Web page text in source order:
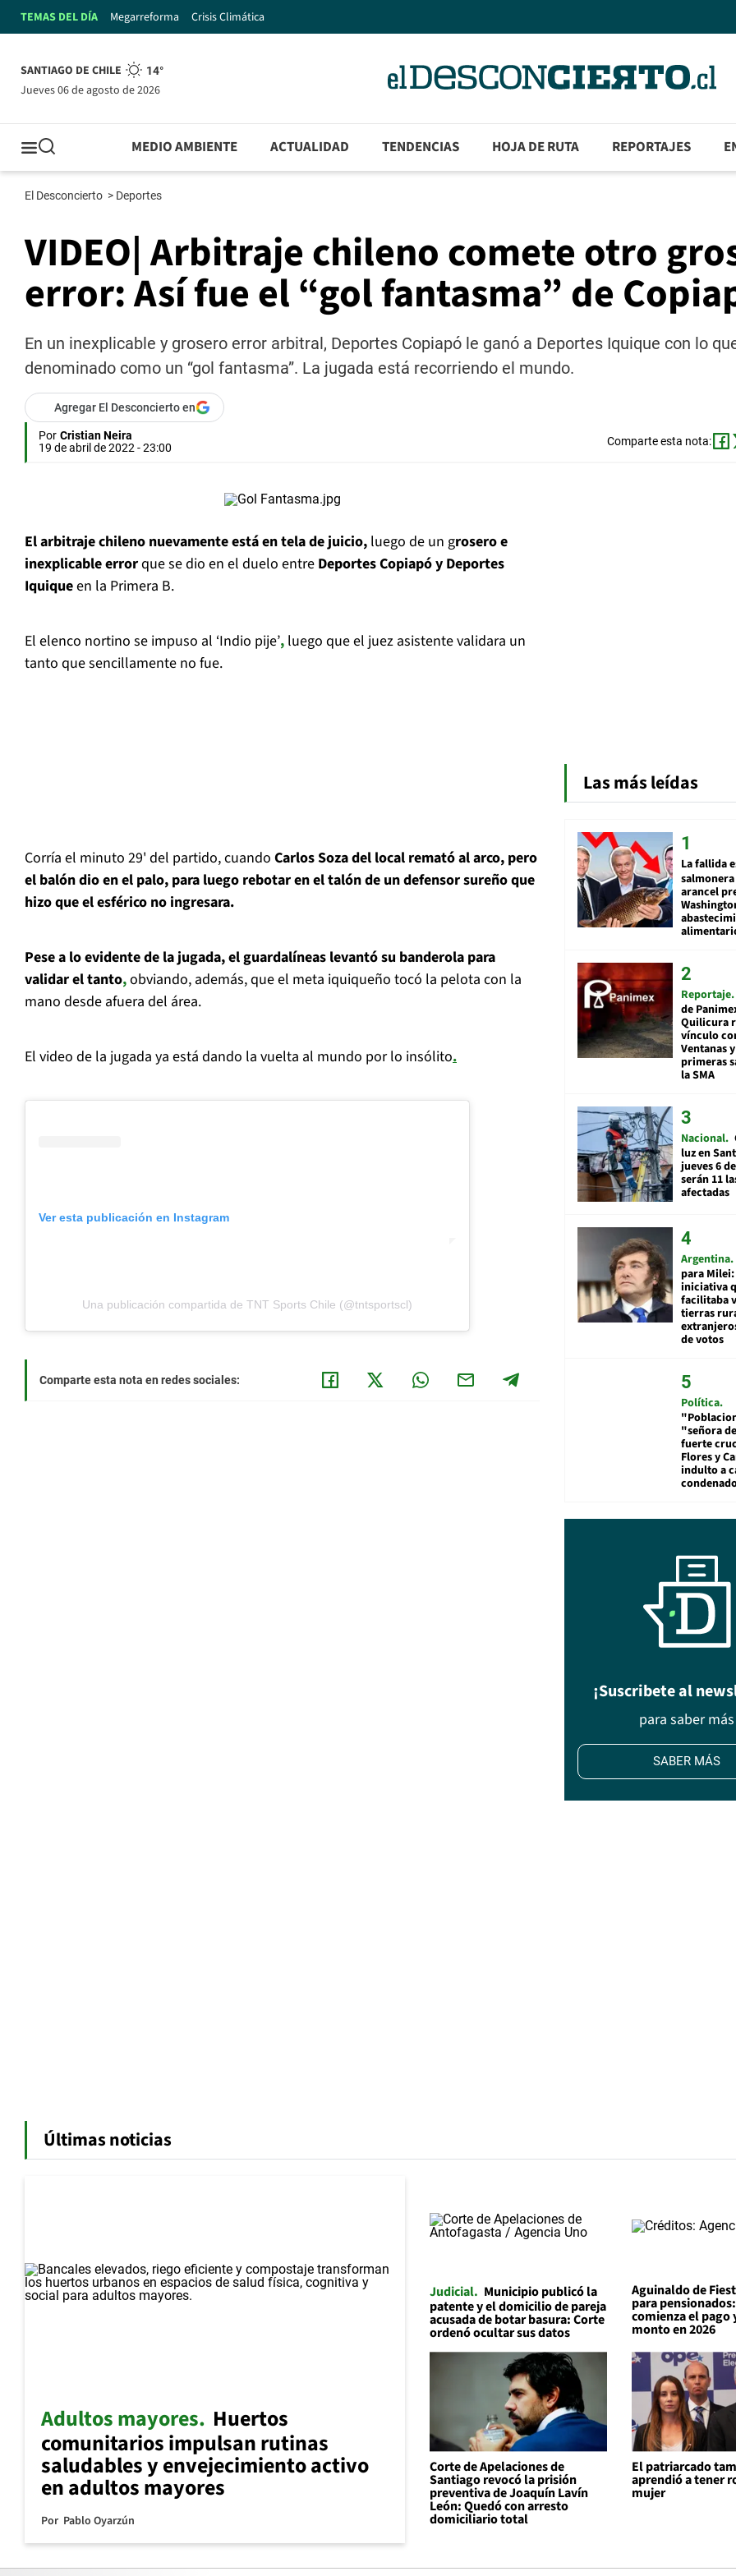
TEMAS DEL DÍA Megarreforma Crisis Climática
SANTIAGO DE CHILE 14°
jueves 06 de agosto de 2026
MEDIO AMBIENTE ACTUALIDAD TENDENCIAS HOJA DE RUTA REPORTAJES
El Desconcierto > Deportes
VIDEO| Arbitraje chileno comete otro
error: Así fue el “gol fantasma” de
En un inexplicable y grosero error arbitral, Deportes Copiapó le ganó a Deportes Iquique con lo
denominado como un “gol fantasma”. La jugada está recorriendo el mundo.
Agregar El Desconcierto en
Por Cristian Neira
19 de abril de 2022 - 23:00
Comparte esta nota:
El arbitraje chileno nuevamente está en tela de juicio, luego de un grosero e
inexplicable errorque se dio en el duelo entre Deportes Copiapó y Deportes
Iquiqueen la Primera B.
El elenco nortino se impuso al ‘Indio pije’, luego que el juez asistente validara un
tanto que sencillamente no fue.
Corría el minuto 29' del partido, cuando Carlos Soza del local remató al arco, pero
el balón dio en el palo, para luego rebotar en el talón de un defensor sureño que
hizo que el esférico no ingresara.
Pese a lo evidente de la jugada, el guardalíneas levantó su banderola para
validar el tanto,obviando, además, que el meta iquiqueño tocó la pelota con la
mano desde afuera del área.
El video de la jugada ya está dando la vuelta al mundo por lo insólito.
Ver esta publicación en Instagram
Una publicación compartida de TNT Sports Chile (@tntsportscl)
Comparte esta nota en redes sociales:
Las más leídas
La fallida
arancel
Reportaje
de
Quilicura
vínculo
Ventanas
primeras
la SMA
Nacional
luz en
jueves 6
serán 11
afectadas
Argentina
para
iniciativa
facilitaba
tierras
de votos
Política
"señora
fuerte
Flores y
indulto a
¡Suscribete al
para saber más
SABER MÁS
Últimas noticias
Adultos mayores Huertos
comunitarios impulsan rutinas
saludables y envejecimiento activo
en adultos mayores
Por Pablo Oyarzún
Judicial
Municipio publicó la
patente y el domicilio de pareja
acusada de botar basura: Corte
ordenó ocultar sus datos
Aguinaldo de
para
comienza el pago
monto en 2026
Corte de Apelaciones de
Santiago revocó la prisión
preventiva de Joaquín Lavín
León: Quedó con arresto
domiciliario total
El patriarcado
aprendió a tener
mujer